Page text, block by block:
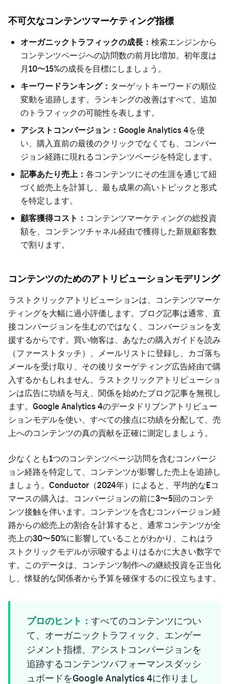
不可欠なコンテンツマーケティング指標
オーガニックトラフィックの成長： 検索エンジンから
コンテンツページへの訪問数の前月比増加。初年度は
月10〜15%の成長を目標にしましょう。
キーワードランキング： ターゲットキーワードの順位
変動を追跡します。ランキングの改善はすべて、追加
のトラフィックの可能性を表します。
アシストコンバージョン： Google Analytics 4を使
い、購入直前の最後のクリックでなくても、コンバー
ジョン経路に現れるコンテンツページを特定します。
記事あたり売上： 各コンテンツにその生涯を通じて紐
づく総売上を計算し、最も成果の高いトピックと形式
を特定します。
顧客獲得コスト： コンテンツマーケティングの総投資
額を、コンテンツチャネル経由で獲得した新規顧客数
で割ります。
コンテンツのためのアトリビューションモデリング
ラストクリックアトリビューションは、コンテンツマーケ
ティングを大幅に過小評価します。ブログ記事は通常、直
接コンバージョンを生むのではなく、コンバージョンを支
援するからです。買い物客は、あなたの購入ガイドを読み
（ファーストタッチ）、メールリストに登録し、カゴ落ち
メールを受け取り、その後リターゲティング広告経由で購
入するかもしれません。ラストクリックアトリビューショ
ンは広告に功績を与え、関係を始めたブログ記事を無視し
ます。Google Analytics 4のデータドリブンアトリビュー
ションモデルを使い、すべての接点に功績を分配して、売
上へのコンテンツの真の貢献を正確に測定しましょう。
少なくとも1つのコンテンツページ訪問を含むコンバージ
ョン経路を特定して、コンテンツが影響した売上を追跡し
ましょう。Conductor（2024年）によると、平均的なEコ
マースの購入は、コンバージョンの前に3〜5回のコンテ
ンツ接触を伴います。コンテンツを含むコンバージョン経
路からの総売上の割合を計算すると、通常コンテンツが全
売上の30〜50%に影響していることがわかり、これはラ
ストクリックモデルが示唆するよりはるかに大きい数字で
す。このデータは、コンテンツ制作への継続投資を正当化
し、懐疑的な関係者から予算を確保するのに役立ちます。
プロのヒント： すべてのコンテンツについ
て、オーガニックトラフィック、エンゲー
ジメント指標、アシストコンバージョンを
追跡するコンテンツパフォーマンスダッシ
ュボードをGoogle Analytics 4に作りまし